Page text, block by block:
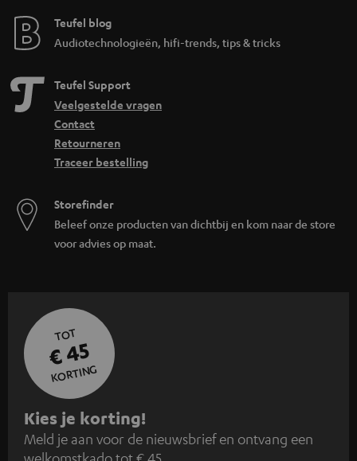
Teufel blog
Audiotechnologieën, hifi-trends, tips & tricks
Teufel Support
Veelgestelde vragen
Contact
Retourneren
Traceer bestelling
Storefinder
Beleef onze producten van dichtbij en kom naar de store
voor advies op maat.
TOT
€ 45
KORTING
A
a
Kies je korting!
Meld je aan voor de nieuwsbrief en ontvang een